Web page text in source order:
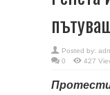
Posted by:
0
427